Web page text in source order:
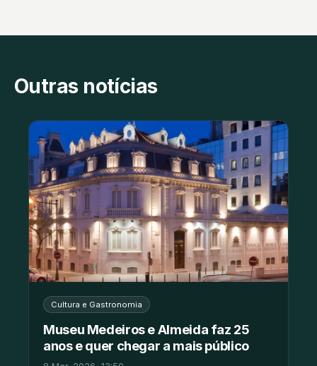
Outras notícias
Cultura e Gastronomia
Museu Medeiros e Almeida faz 25
anos e quer chegar a mais público